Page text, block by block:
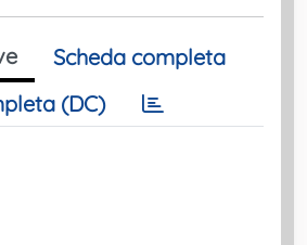
Scheda completa
(DC)